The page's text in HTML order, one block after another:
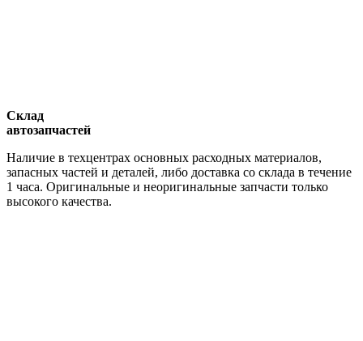
Склад
автозапчастей
Наличие в техцентрах основных расходных материалов,
запасных частей и деталей, либо доставка со склада в течение
1 часа. Оригинальные и неоригинальные запчасти только
высокого качества.